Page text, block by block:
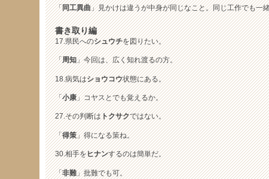
「同工異曲」見かけは違うが中身が同じなこと。同じ工作でも一
書き取り編
17.県民へのシュウチを図りたい。
「周知」今回は、広く知れ渡るの方。
18.病気はショウコウ状態にある。
「小康」コヤスとでも覚えるか。
27.その判断はトクサクではない。
「得策」得になる策ね。
30.相手をヒナンするのは簡単だ。
「非難」批難でも可。